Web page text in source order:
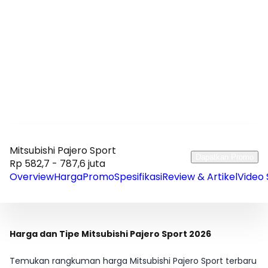
Mitsubishi Pajero Sport
Rp 582,7 - 787,6 juta
OverviewHargaPromoSpesifikasiReview & ArtikelVideo
Harga dan Tipe Mitsubishi Pajero Sport 2026
Temukan rangkuman harga Mitsubishi Pajero Sport terbaru